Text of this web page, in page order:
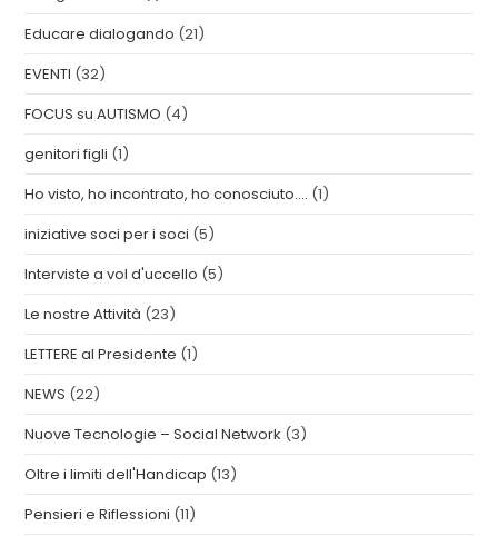
Educare dialogando (21)
EVENTI (32)
FOCUS su AUTISMO (4)
genitori figli (1)
Ho visto, ho incontrato, ho conosciuto…. (1)
iniziative soci per i soci (5)
Interviste a vol d'uccello (5)
Le nostre Attività (23)
LETTERE al Presidente (1)
NEWS (22)
Nuove Tecnologie – Social Network (3)
Oltre i limiti dell'Handicap (13)
Pensieri e Riflessioni (11)